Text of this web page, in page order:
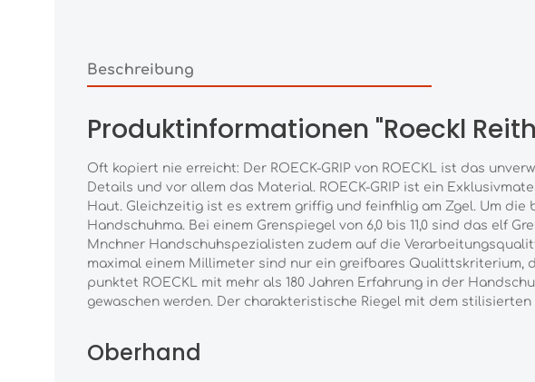
Beschreibung
Produktinformationen "Roeckl
Oft kopiert nie erreicht: Der ROECK-GRIP von ROECKL ist das
Details und vor allem das Material. ROECK-GRIP ist ein
Haut. Gleichzeitig ist es extrem griffig und feinfhlig am Zgel. Um
Handschuhma. Bei einem Grenspiegel von 6,0 bis 11,0 sind das elf
Mnchner Handschuhspezialisten zudem auf die
maximal einem Millimeter sind nur ein greifbares Qualittskriterium,
punktet ROECKL mit mehr als 180 Jahren Erfahrung in der
gewaschen werden. Der charakteristische Riegel mit dem
Oberhand